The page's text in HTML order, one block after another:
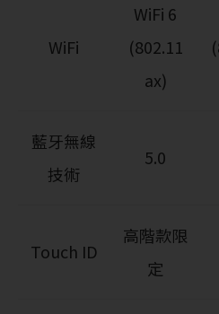
WiFi
WiFi 6
(802.11
ax)
藍牙無線
技術
5.0
Touch ID
高階款限
定